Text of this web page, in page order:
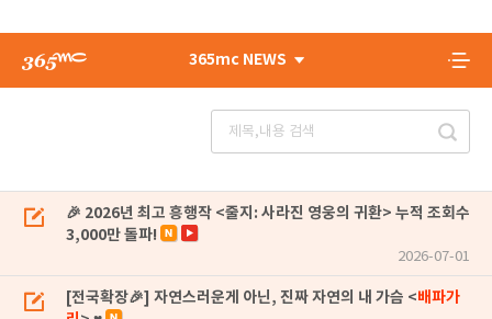
365mc NEWS
🎉 2026년 최고 흥행작 <줄지: 사라진 영웅의 귀환> 누적 조회수
3,000만 돌파!
2026-07-01
[전국확장🎉] 자연스러운게 아닌, 진짜 자연의 내 가슴 <배파가